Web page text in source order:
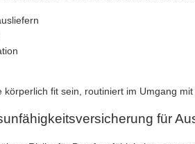
körperlich fit sein, routiniert im Umgang
für